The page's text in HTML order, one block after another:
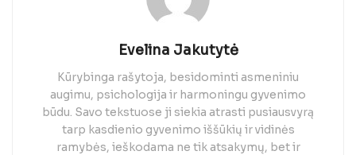
Evelina Jakutytė
Kūrybinga rašytoja, besidominti asmeniniu
augimu, psichologija ir harmoningu gyvenimo
būdu. Savo tekstuose ji siekia atrasti pusiausvyrą
tarp kasdienio gyvenimo iššūkių ir vidinės
ramybės, ieškodama ne tik atsakymų, bet ir